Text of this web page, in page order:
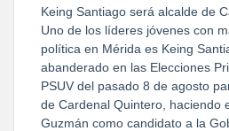
Keing Santiago será alcalde de
Uno de los líderes jóvenes con
política en Mérida es Keing
abanderado en las Elecciones
PSUV del pasado 8 de agosto
de Cardenal Quintero, haciendo
Guzmán como candidato a la